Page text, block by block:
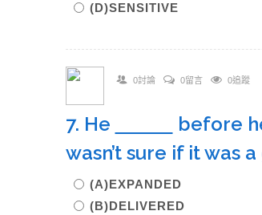
(D)SENSITIVE
0討論 0留言 0追蹤
7. He
before
wasn’t sure if it was
(A)EXPANDED
(B)DELIVERED